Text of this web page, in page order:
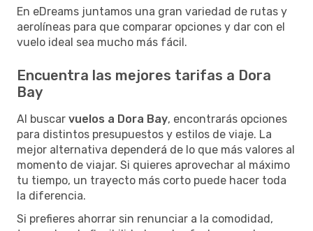
En eDreams juntamos una gran variedad de rutas y
aerolíneas para que comparar opciones y dar con el
vuelo ideal sea mucho más fácil.
Encuentra las mejores tarifas a Dora
Bay
Al buscar vuelos a Dora Bay, encontrarás opciones
para distintos presupuestos y estilos de viaje. La
mejor alternativa dependerá de lo que más valores al
momento de viajar. Si quieres aprovechar al máximo
tu tiempo, un trayecto más corto puede hacer toda
la diferencia.
Si prefieres ahorrar sin renunciar a la comodidad,